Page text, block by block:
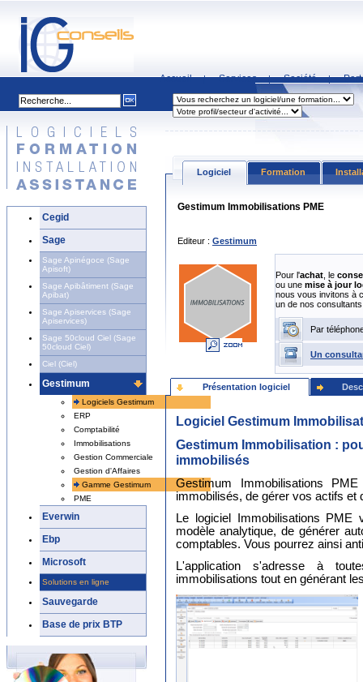
Accueil | Services | Société |
Cegid
Sage
Sage Apinégoce (Sage
Apisoft)
Sage Apibâtiment (Sage
Apibat)
Sage Apiservices (Sage
Apiservices)
Sage 50cloud Ciel (Sage
50cloud Ciel)
Ciel (Ciel)
Gestimum
Logiciels Gestimum
ERP
Comptabilité
Immobilisations
Gestion Commerciale
Gestion d'Affaires
Gamme Gestimum
PME
Everwin
Ebp
Microsoft
Solutions en ligne
Sauvegarde
Base de prix BTP
Logiciel Formation
Gestimum Immobilisations PME
Editeur : Gestimum
Pour l'achat , le
ou une mise à jour
nous vous invitons à
un de nos consultants
Par
Un
Présentation logiciel
Logiciel Gestimum
Gestimum Immobilisation :
immobilisés
Gestimum Immobilisations
immobilisés, de gérer vos actifs
Le logiciel Immobilisations PME
modèle analytique, de générer
comptables. Vous pourrez ainsi
L'application s'adresse à
immobilisations tout en générant